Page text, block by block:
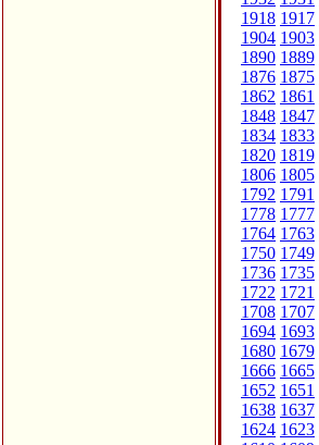
1918 1917
1904 1903
1890 1889
1876 1875
1862 1861
1848 1847
1834 1833
1820 1819
1806 1805
1792 1791
1778 1777
1764 1763
1750 1749
1736 1735
1722 1721
1708 1707
1694 1693
1680 1679
1666 1665
1652 1651
1638 1637
1624 1623